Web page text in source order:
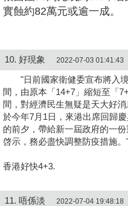
實蝕約82萬元或逾一成。
10. 好現象 2022-07-03 01:41:43
"日前國家衛健委宣布將入境
間，由原本「14+7」縮短至「
間，對經濟民生無疑是天大好
於今年7月1日，來港出席回歸
的前夕，帶給新一屆政府的一
啓示，務必盡快調整防疫措施。
香港好快4+3.
11. 唔係淡 2022-07-04 19:48:18